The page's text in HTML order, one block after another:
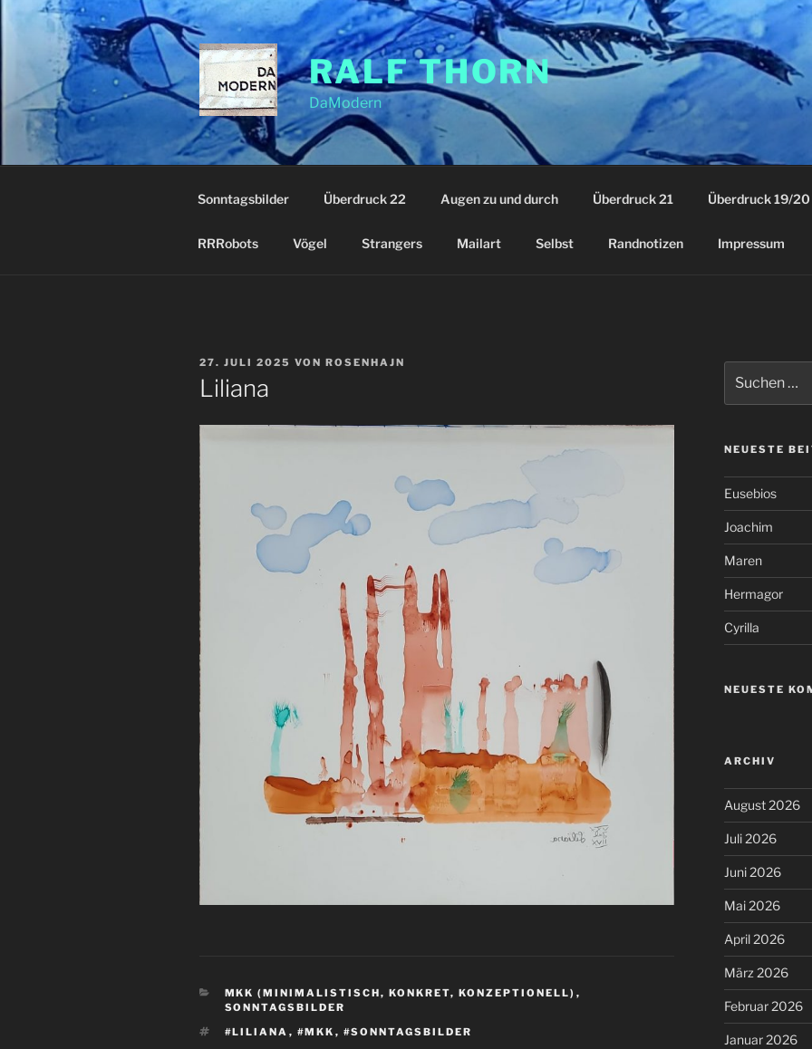
Zum
RALF THORN
DaModern
Sonntagsbilder Überdruck 22 Augen zu und durch Überdruck 21 Überdruck 19/20
RRRobots Vögel Strangers Mailart Selbst Randnotizen Impressum
VERÖFFENTLICHT
AM
27. JULI 2025 VON ROSENHAJN
Liliana
KATEGORIEN
MKK (MINIMALISTISCH, KONKRET, KONZEPTIONELL) ,
SONNTAGSBILDER
SCHLAGWÖRTER
#LILIANA , #MKK , #SONNTAGSBILDER
nach:
NEUESTE
Eusebios
Joachim
Maren
Hermagor
Cyrilla
NEUESTE
ARCHIV
August 2026
Juli 2026
Juni 2026
Mai 2026
April 2026
März 2026
Februar 2026
Januar 2026